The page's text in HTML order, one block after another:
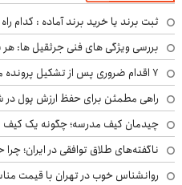
ثبت برند یا خرید برند آماده : کدام
بررسی ویژگی های فنی جرثقیل ها: هر
۷ اقدام ضروری پس از تشکیل پرونده مواد مخدر؛ راهنمای خانواده‌ها
راهی مطمئن برای حفظ ارزش پول در
چیدمان کیف مدرسه؛ چگونه یک
ناگفته‌های طلاق توافقی در
روانشناس خوب در تهران با قیمت